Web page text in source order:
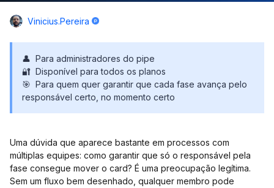
Vinicius.pereira
👤 Para administradores do pipe
🔐 Disponível para todos os planos
🎯 Para quem quer garantir que cada fase avança pelo
responsável certo, no momento certo
Uma dúvida que aparece bastante em processos com
múltiplas equipes: como garantir que só o responsável pela
fase consegue mover o card? É uma preocupação legítima.
Sem um fluxo bem desenhado, qualquer membro pode